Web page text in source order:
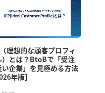
理想的な顧客プロフィ
）とは？BtoBで「受注
い企業」を見極める方法
年版】